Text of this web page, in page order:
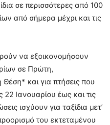
σε περισσότερες από 100
από σήμερα μέχρι και τις
να εξοικονομήσουν
σε Πρώτη,
Θέση* και για πτήσεις που
Ιανουαρίου έως και τις
ισχύουν για ταξίδια μετ’
του εκτεταμένου